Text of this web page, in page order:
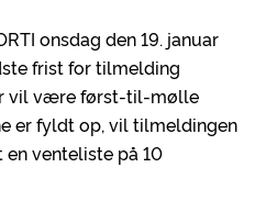
onsdag den 19. januar
frist for tilmelding
vil være først-til-mølle
er fyldt op, vil tilmeldingen
venteliste på 10